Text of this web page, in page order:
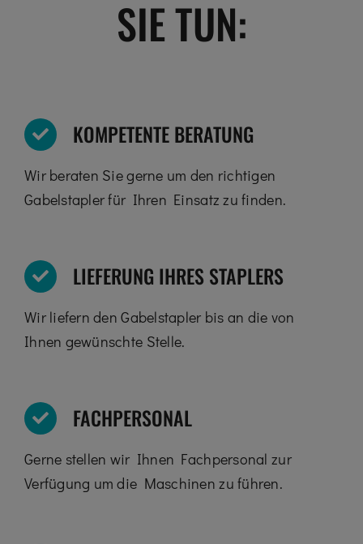
SIE TUN:
KOMPETENTE BERATUNG
Wir beraten Sie gerne um den richtigen
Gabelstapler für Ihren Einsatz zu finden.
LIEFERUNG IHRES STAPLERS
Wir liefern den Gabelstapler bis an die von
Ihnen gewünschte Stelle.
FACHPERSONAL
Gerne stellen wir Ihnen Fachpersonal zur
Verfügung um die Maschinen zu führen.